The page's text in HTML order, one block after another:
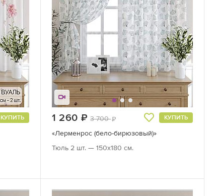
КУПИТЬ 1 260 руб.
3 700 КУПИТЬ
«Лерменрос (бело-бирюзовый)»
Тюль 2 шт. — 150х180 см.